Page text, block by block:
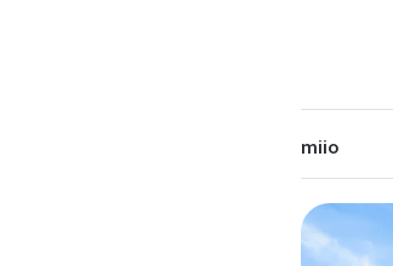
miio